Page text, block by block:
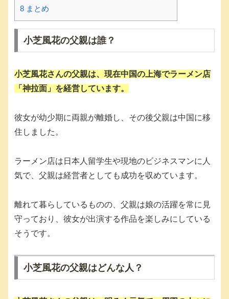
8 まとめ
小芝風花の父親は誰？
小芝風花さんの父親は、現在中国の上海でラーメン店
「神拉面」を経営しています。
彼女が幼少期に両親が離婚し、その後父親は中国に移
住しました。
ラーメン店は日本人留学生や現地のビジネスマンに人
気で、父親は経営者としても成功を収めています。
離れて暮らしているものの、父親は娘の活躍を常に見
守っており、彼女が出演する作品を楽しみにしている
そうです。
小芝風花の父親はどんな人？